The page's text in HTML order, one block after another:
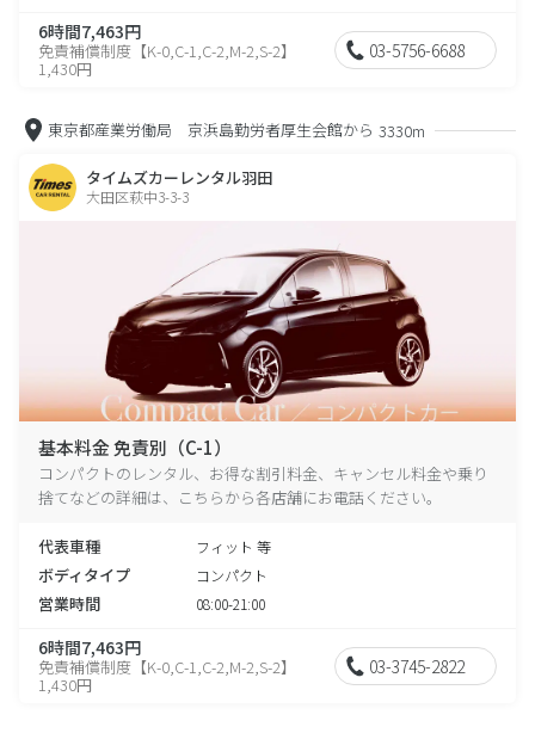
6時間7,463円
免責補償制度【K-0,C-1,C-2,M-2,S-2】
1,430円
03-5756-6688
東京都産業労働局 京浜島勤労者厚生会館から 3330m
タイムズカーレンタル羽田
大田区萩中3-3-3
基本料金 免責別（C-1）
コンパクトのレンタル、お得な割引料金、キャンセル料金や乗り
捨てなどの詳細は、こちらから各店舗にお電話ください。
代表車種 フィット 等
ボディタイプ コンパクト
営業時間 08:00-21:00
6時間7,463円
免責補償制度【K-0,C-1,C-2,M-2,S-2】
1,430円
03-3745-2822